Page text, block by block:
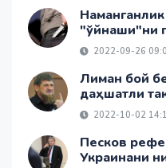
"ўйнаши"ни
2022-09-26
Лиман бой
даҳшатли
2022-10-02
Песков
Украинани